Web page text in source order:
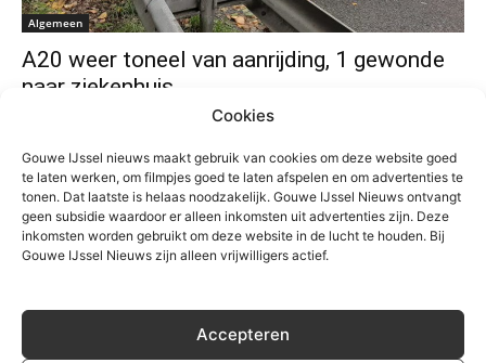
Cookies
Gouwe IJssel nieuws maakt gebruik van cookies om deze website goed
te laten werken, om filmpjes goed te laten afspelen en om advertenties te
tonen. Dat laatste is helaas noodzakelijk. Gouwe IJssel Nieuws ontvangt
geen subsidie waardoor er alleen inkomsten uit advertenties zijn. Deze
inkomsten worden gebruikt om deze website in de lucht te houden. Bij
Gouwe IJssel Nieuws zijn alleen vrijwilligers actief.
Accepteren
Algemeen
A20 weer toneel van aanrijding, 1 gewonde
naar ziekenhuis
Over Gouwe IJssel Nieuws
Gouwe IJssel Nieuws is een initiatief van een aantal
ervaren nieuwsmakers uit de regio Zuidplas-